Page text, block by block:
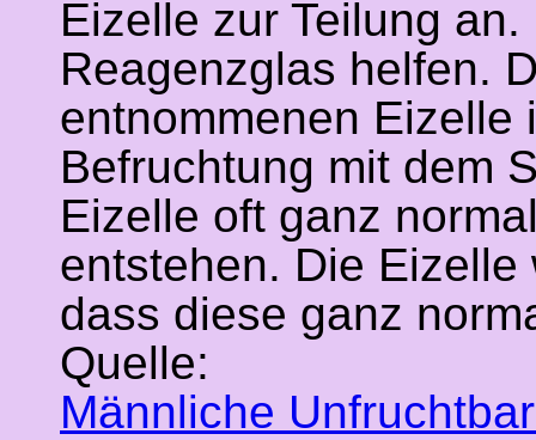
Eizelle zur Teilung
Reagenzglas helfen.
entnommenen Eizelle
Befruchtung mit dem
Eizelle oft ganz
entstehen. Die
dass diese ganz
Quelle:
Männliche